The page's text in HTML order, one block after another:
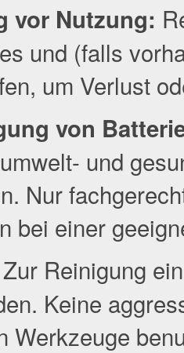
vor Nutzung:
und (falls
um Verlust
von
und
Nur
bei einer
Zur Reinigung
Keine
Werkzeuge